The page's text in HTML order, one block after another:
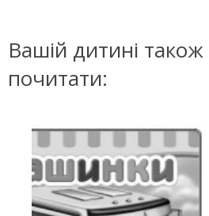
Вашій дитині
почитати: